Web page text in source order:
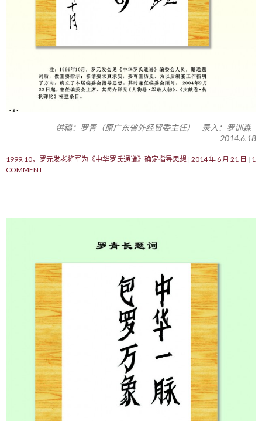
供稿：罗青（原广东省外经贸委主任） 录入：罗训森
2014.6.18
1999.10，罗元发老将军为《中华罗氏通谱》确定指导思想 2014 年 6 月 21 日
1
COMMENT